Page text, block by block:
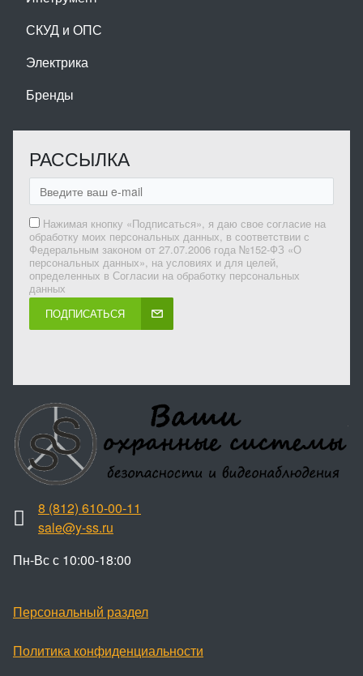
СКУД и ОПС
Электрика
Бренды
РАССЫЛКА
Нажимая кнопку «Подписаться», я даю свое согласие на
обработку моих персональных данных, в соответствии с
Федеральным законом от 27.07.2006 года №152-ФЗ «О
персональных данных», на условиях и для целей,
определенных в Согласии на обработку персональных
данных
ПОДПИСАТЬСЯ
8 (812) 610-00-11
sale@y-ss.ru
Пн-Вс с 10:00-18:00
Персональный раздел
Политика конфиденциальности